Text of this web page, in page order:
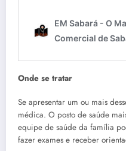
Onde se tratar
Se apresentar um ou mais
médica. O posto de saúde
equipe de saúde da família
fazer exames e receber